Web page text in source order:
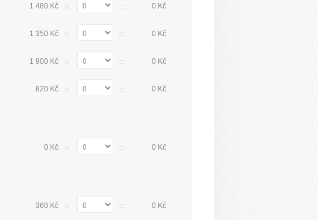
1 480 Kč 0 Kč
1 350 Kč 0 Kč
1 900 Kč 0 Kč
820 Kč 0 Kč
0 Kč 0 Kč
360 Kč 0 Kč